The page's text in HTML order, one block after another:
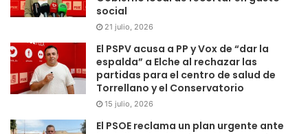
social
21 julio, 2026
El PSPV acusa a PP y Vox de “dar la
espalda” a Elche al rechazar las
partidas para el centro de salud de
Torrellano y el Conservatorio
15 julio, 2026
El PSOE reclama un plan urgente ante